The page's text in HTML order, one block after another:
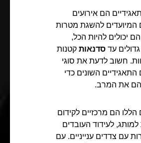
הם אירועים
המיועדים להשגת מטרות
יכולים להיות הכל,
גדולים עד סדנאות קטנות
חשוב לדעת את סוגי
התאגידיים השונים כדי
את המרב.
הללו הם מרכזיים לקידום
לעידוד העובדים
עם צדדים ענייניים. עם